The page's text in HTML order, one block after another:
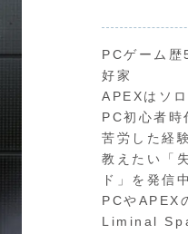
PCゲーム
好家
APEXはソ
PC初心者時
苦労した経
教えたい「
ド」を発信
PCやAPEX
Liminal